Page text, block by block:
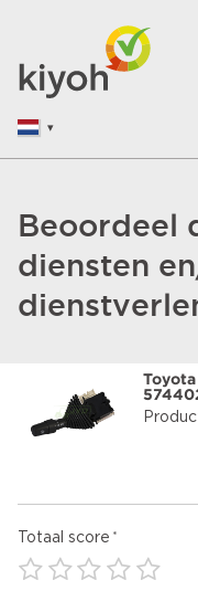
Beoordeel
diensten
Totaal score